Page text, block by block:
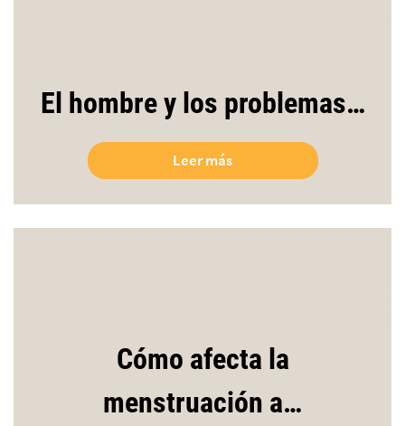
El hombre y los problemas…
Leer más
Cómo afecta la
menstruación a…